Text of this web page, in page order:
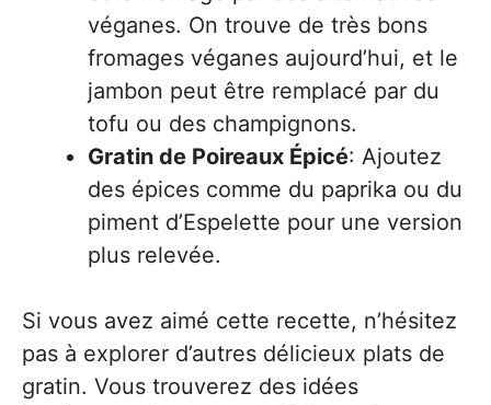
véganes. On trouve de très bons
fromages véganes aujourd’hui, et le
jambon peut être remplacé par du
tofu ou des champignons.
Gratin de Poireaux Épicé: Ajoutez
des épices comme du paprika ou du
piment d’Espelette pour une version
plus relevée.
Si vous avez aimé cette recette, n’hésitez
pas à explorer d’autres délicieux plats de
gratin. Vous trouverez des idées